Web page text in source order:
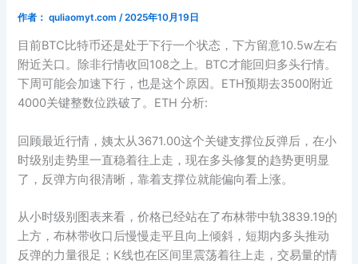
作者： quliaomyt.com /2025年10月19日
目前BTC比特币还是处于下行一个状态，下方留意10.5w左右
附近关口。除非行情收回108之上。BTC才能回归多头行情。
下周可能会加速下行，也是这个原因。ETH预期去3500附近
4000关键整数位跌破了。ETH 分析:
回顾最近行情，姨太从3671.00这个关键支撑位反弹后，在小
时级别走势里一直稳着往上走，现在多头修复的趋势更明显
了，反弹方向很清晰，靠着支撑位就能偏向看上涨。
从小时级别图表来看，价格已经站在了布林带中轨3839.19的
上方，布林带收口后慢慢走平且向上倾斜，短期内多头推动
反弹的力量很足；K线也在区间里震荡着往上走，交易量的情